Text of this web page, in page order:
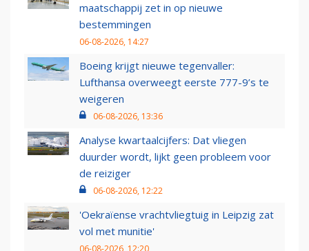
maatschappij zet in op nieuwe
bestemmingen
06-08-2026, 14:27
Boeing krijgt nieuwe tegenvaller:
Lufthansa overweegt eerste 777-9’s te
weigeren
06-08-2026, 13:36
Analyse kwartaalcijfers: Dat vliegen
duurder wordt, lijkt geen probleem voor
de reiziger
06-08-2026, 12:22
'Oekraïense vrachtvliegtuig in Leipzig zat
vol met munitie'
06-08-2026, 12:20